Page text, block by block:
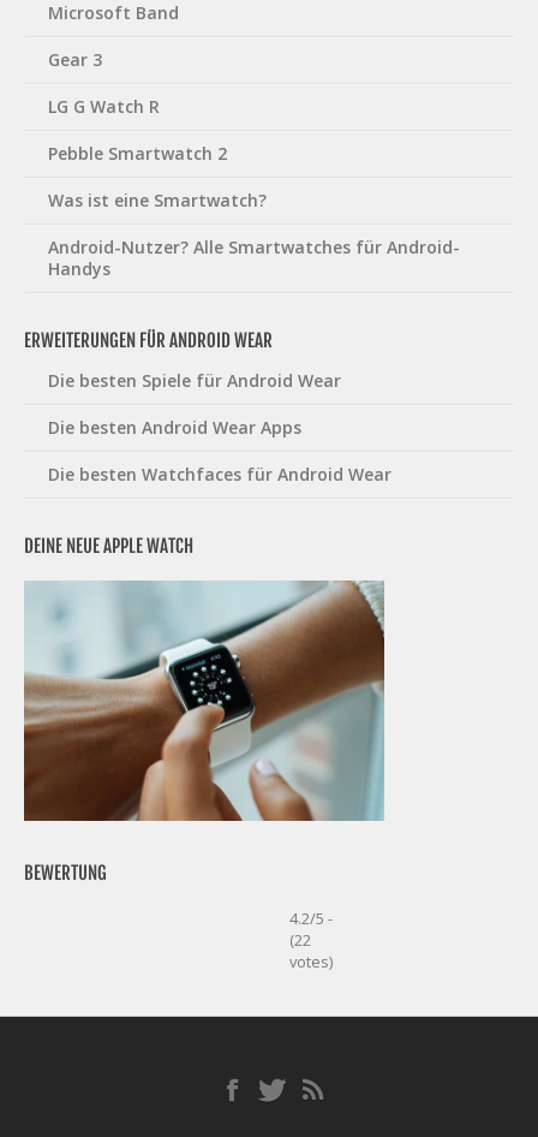
Microsoft Band
Gear 3
LG G Watch R
Pebble Smartwatch 2
Was ist eine Smartwatch?
Android-Nutzer? Alle Smartwatches für Android-
Handys
ERWEITERUNGEN FÜR ANDROID WEAR
Die besten Spiele für Android Wear
Die besten Android Wear Apps
Die besten Watchfaces für Android Wear
DEINE NEUE APPLE WATCH
BEWERTUNG
4.2/5 -
(22
votes)